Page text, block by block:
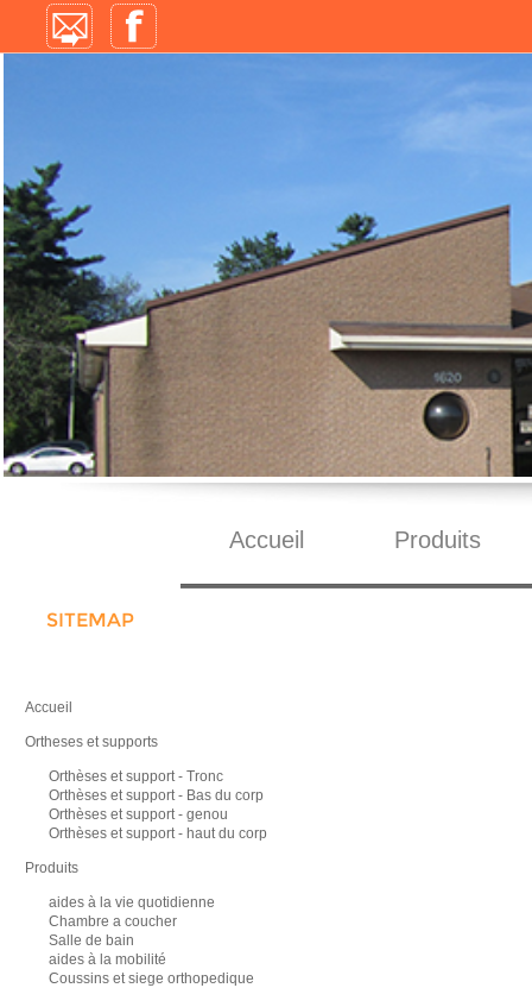
Accueil Produits
SITEMAP
Accueil
Ortheses et supports
Orthèses et support - Tronc
Orthèses et support - Bas du corp
Orthèses et support - genou
Orthèses et support - haut du corp
Produits
aides à la vie quotidienne
Chambre a coucher
Salle de bain
aides à la mobilité
Coussins et siege orthopedique